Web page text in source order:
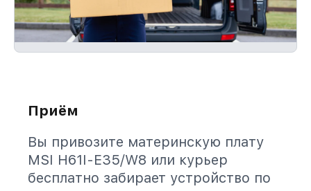
Приём
Вы привозите материнскую плату
MSI H61I-E35/W8 или курьер
бесплатно забирает устройство по